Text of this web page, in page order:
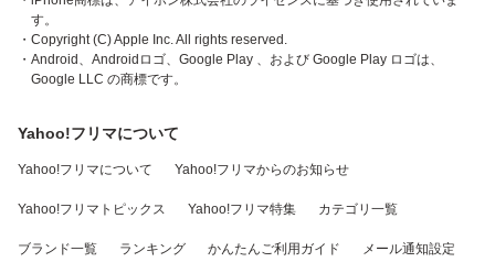
す。
・Copyright (C) Apple Inc. All rights reserved.
・Android、Androidロゴ、Google Play 、および Google Play ロゴは、
Google LLC の商標です。
Yahoo!フリマについて
Yahoo!フリマについて Yahoo!フリマからのお知らせ
Yahoo!フリマトピックス Yahoo!フリマ特集 カテゴリ一覧
ブランド一覧 ランキング かんたんご利用ガイド メール通知設定